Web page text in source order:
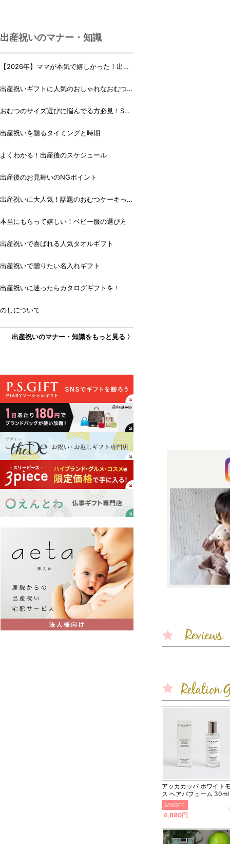
アッカカッパ ホワイト
ス ヘアパフューム 30ml
34%OFF!
4,890円
出産祝いのマナー・知識
【2026年】ママが本気で嬉しかった！出産
出産祝いギフトに人気のおしゃれなおむつケ
おむつのサイズ選びに悩んでる方必見！Sサ
出産祝いを贈るタイミングと時期
よくわかる！出産後のスケジュール
出産後のお見舞いのNGポイント
出産祝いに大人気！話題のおむつケーキっ
本当にもらって嬉しい！ベビー服の選び方
出産祝いで喜ばれる人気タオルギフト
出産祝いで贈りたい名入れギフト
出産祝いに迷ったらカタログギフトを！
のしについて
出産祝いのマナー・知識をもっと見る 〉